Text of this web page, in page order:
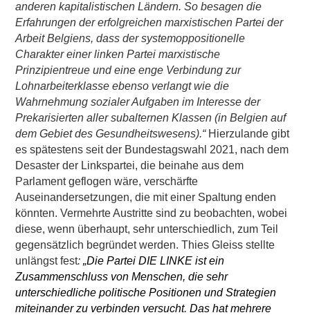
anderen kapitalistischen Ländern. So besagen die
Erfahrungen der erfolgreichen marxistischen Partei der
Arbeit Belgiens, dass der systemoppositionelle
Charakter einer linken Partei marxistische
Prinzipientreue und eine enge Verbindung zur
Lohnarbeiterklasse ebenso verlangt wie die
Wahrnehmung sozialer Aufgaben im Interesse der
Prekarisierten aller subalternen Klassen (in Belgien auf
dem Gebiet des Gesundheitswesens).“Hierzulande gibt
es spätestens seit der Bundestagswahl 2021, nach dem
Desaster der Linkspartei, die beinahe aus dem
Parlament geflogen wäre, verschärfte
Auseinandersetzungen, die mit einer Spaltung enden
könnten. Vermehrte Austritte sind zu beobachten, wobei
diese, wenn überhaupt, sehr unterschiedlich, zum Teil
gegensätzlich begründet werden. Thies Gleiss stellte
unlängst fest: „Die Partei DIE LINKE ist ein
Zusammenschluss von Menschen, die sehr
unterschiedliche politische Positionen und Strategien
miteinander zu verbinden versucht. Das hat mehrere